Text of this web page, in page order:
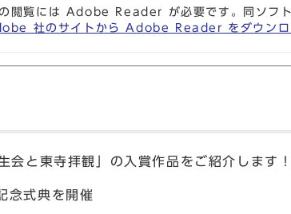
閲覧には Adobe Reader が必要です。同ソフ
社のサイトから Adobe Reader をダウンロ
会と東寺拝観」の入賞作品をご紹介します
念式典を開催